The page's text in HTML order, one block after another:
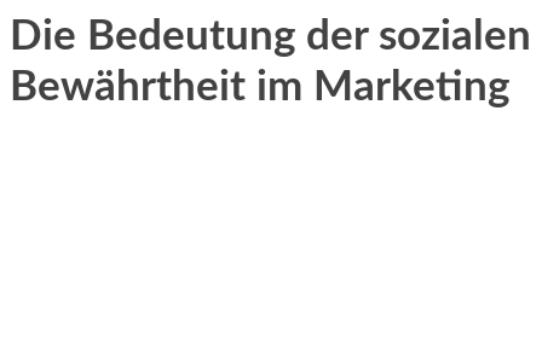
Die Bedeutung der sozialen
Bewährtheit im Marketing